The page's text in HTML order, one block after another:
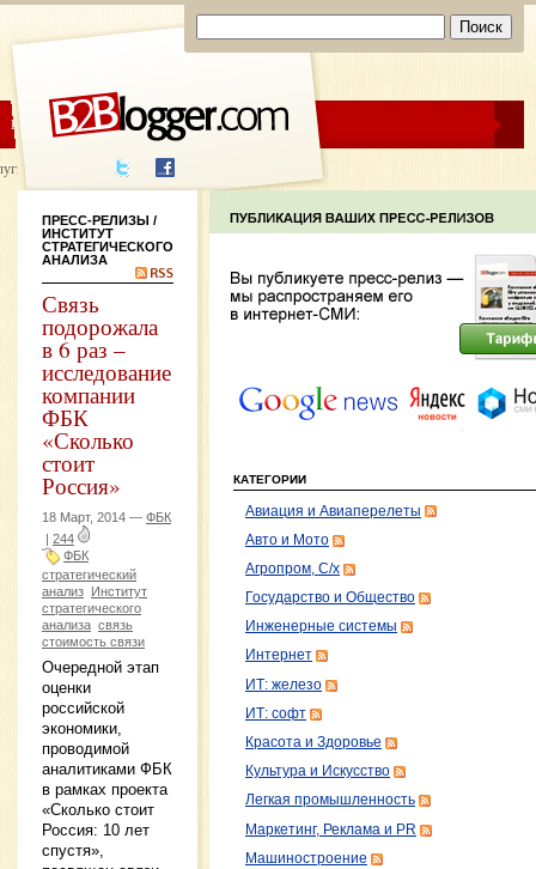
ЦЕНЫ ПОМОЩЬ
написания
ПРЕСС-РЕЛИЗЫ /
ИНСТИТУТ
СТРАТЕГИЧЕСКОГО
АНАЛИЗА
Связь
подорожала
в 6 раз –
исследование
компании
ФБК
«Сколько
стоит
Россия»
18 Март, 2014 — ФБК
| 244
ФБК
стратегический
анализ Институт
стратегического
анализа связь
стоимость связи
Очередной этап
оценки
российской
экономики,
проводимой
аналитиками ФБК
в рамках проекта
«Сколько стоит
Россия: 10 лет
спустя»,
КАТЕГОРИИ
Авиация и Авиаперелеты
Авто и Мото
Агропром, С/х
Государство и Общество
Инженерные системы
Интернет
ИТ: железо
ИТ: софт
Красота и Здоровье
Культура и Искусство
Легкая промышленность
Маркетинг, Реклама и PR
Машиностроение